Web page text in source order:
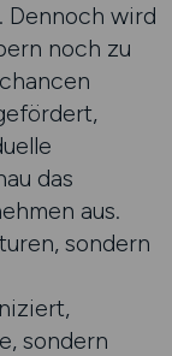
Dennoch wird
noch zu
das
aus.
sondern
sondern